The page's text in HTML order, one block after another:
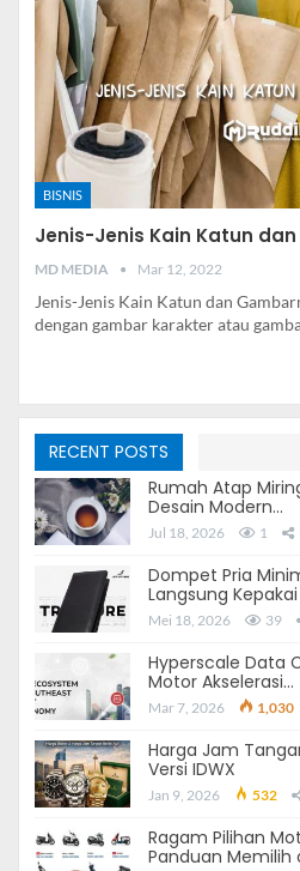
BISNIS
Jenis-Jenis Kain Katun
MD MEDIA Mar 12, 2022
Jenis-Jenis Kain Katun dan
dengan gambar karakter atau
RECENT POSTS
Rumah Atap
Desain Modern…
Jul 18, 2026 1
Dompet Pria
Langsung Kepakai
Mei 18, 2026 39
Hyperscale Data
Motor Akselerasi…
Mar 7, 2026 1,030
Harga Jam
Versi IDWX
Jan 9, 2026 532
Ragam Pilihan
Panduan Memilih